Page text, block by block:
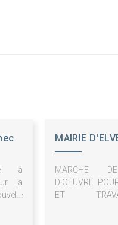
à
la
MAIRIE
MARCHE
D'OEUVRE
ET